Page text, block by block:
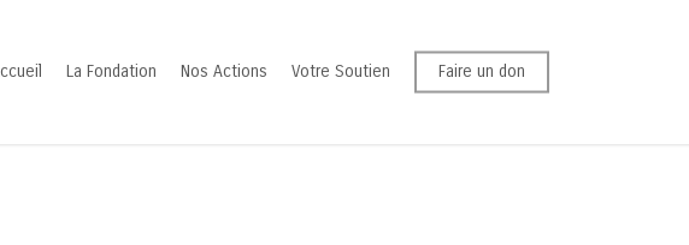
La Fondation Nos Actions Votre Soutien Faire un don